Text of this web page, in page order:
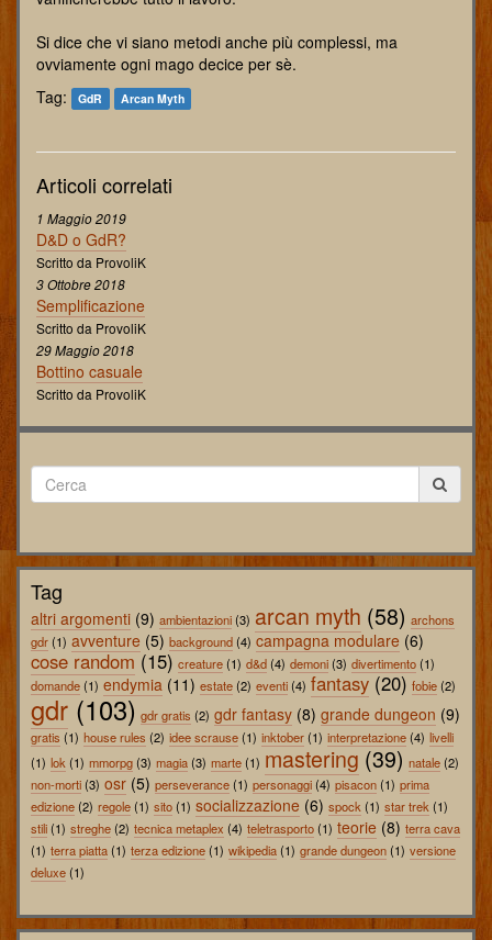
Si dice che vi siano metodi anche più complessi, ma
ovviamente ogni mago decice per sè.
Tag:
GdR Arcan Myth
Articoli correlati
1 Maggio 2019
D&D o GdR?
Scritto da ProvoliK
3 Ottobre 2018
Semplificazione
Scritto da ProvoliK
29 Maggio 2018
Bottino casuale
Scritto da ProvoliK
Tag
altri argomenti (9) ambientazioni(3) arcan myth (58) archons
gdr(1) avventure (5) background(4) campagna modulare (6)
cose random(15) creature(1) d&d(4) demoni(3) divertimento(1)
domande(1) endymia (11) estate(2) eventi(4) fantasy (20) fobie(2)
gdr (103) gdr gratis (2) gdr fantasy (8) grande dungeon (9)
gratis (1) house rules (2) idee scrause(1) inktober(1) interpretazione(4) livelli
(1) lok (1) mmorpg(3) magia(3) marte(1) mastering (39) natale(2)
non-morti(3) osr (5) perseverance(1) personaggi(4) pisacon(1) prima
edizione(2) regole(1) sito(1) socializzazione (6) spock (1) star trek (1)
stili(1) streghe(2) tecnica metaplex (4) teletrasporto(1) teorie (8) terra cava
(1) terra piatta(1) terza edizione(1) wikipedia(1) grande dungeon(1) versione
deluxe(1)